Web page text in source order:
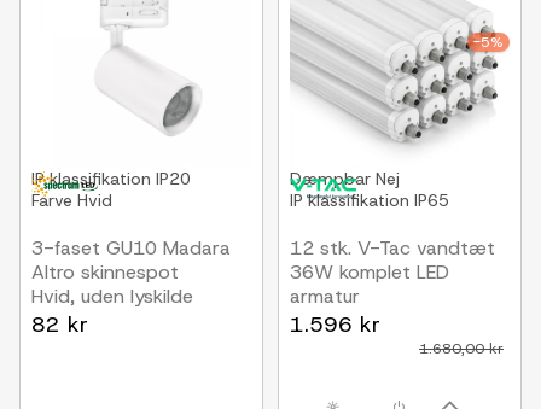
IP klassifikation IP20
Farve Hvid
3-faset GU10 Madara
Altro skinnespot
Hvid, uden lyskilde
82 kr
-5%
Dæmpbar Nej
IP klassifikation IP65
12 stk. V-Tac vandtæt
36W komplet LED
armatur
120 cm, 120lm/W,
gennemfortrådet, IP65,
1.596 kr
1.680,00 kr